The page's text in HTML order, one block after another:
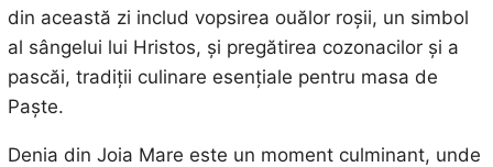
din această zi includ vopsirea ouălor roșii, un simbol
al sângelui lui Hristos, și pregătirea cozonacilor și a
pascăi, tradiții culinare esențiale pentru masa de
Paște.
Denia din Joia Mare este un moment culminant, unde